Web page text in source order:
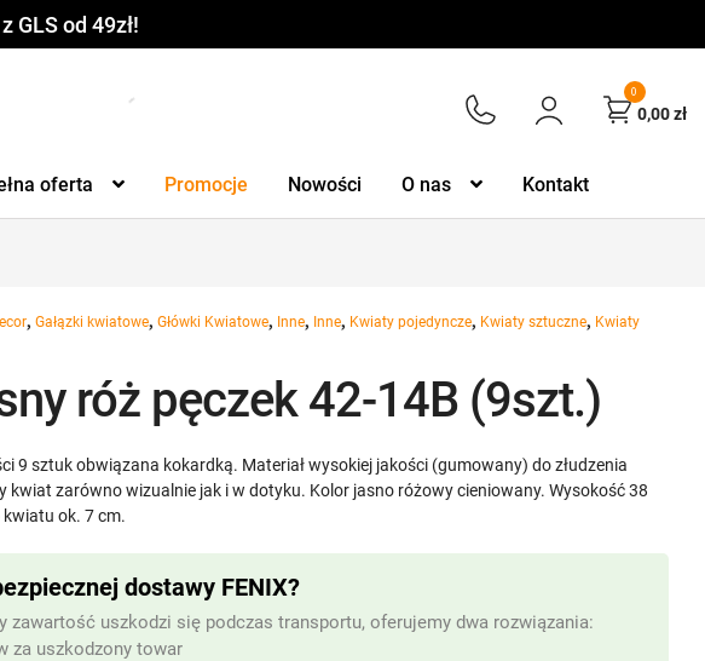
GLS od 49zł!
0
0,00zł
oferta Promocje Nowości O nas Kontakt
,Gałązki kwiatowe,Główki Kwiatowe, Inne, Inne, Kwiaty pojedyncze, Kwiaty sztuczne, Kwiaty
róż pęczek 42-14B (9szt.)
9 sztuk obwiązana kokardką. Materiał wysokiej jakości (gumowany) do złudzenia
kwiat zarówno wizualnie jak i w dotyku. Kolor jasno różowy cieniowany. Wysokość 38
kwiatu ok. 7 cm.
dostawy FENIX?
zawartość uszkodzi się podczas transportu, oferujemy dwa rozwiązania:
za uszkodzony towar